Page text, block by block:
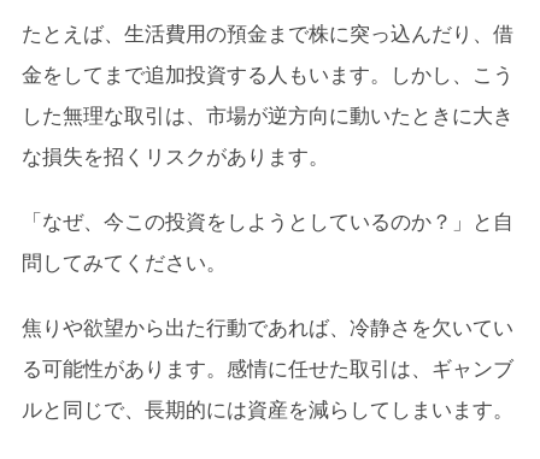
たとえば、生活費用の預金まで株に突っ込んだり、借
金をしてまで追加投資する人もいます。しかし、こう
した無理な取引は、市場が逆方向に動いたときに大き
な損失を招くリスクがあります。
「なぜ、今この投資をしようとしているのか？」と自
問してみてください。
焦りや欲望から出た行動であれば、冷静さを欠いてい
る可能性があります。感情に任せた取引は、ギャンブ
ルと同じで、長期的には資産を減らしてしまいます。